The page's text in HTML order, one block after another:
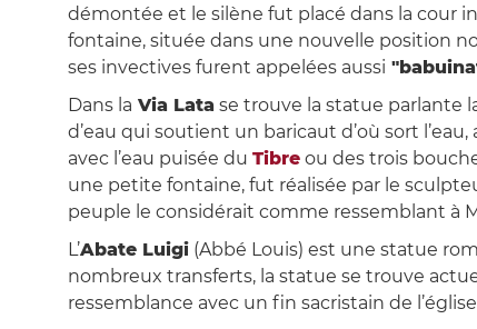
démontée et le silène fut placé dans la cour
fontaine, située dans une nouvelle position
ses invectives furent appelées aussi
Dans la Via Lata se trouve la statue parlante
d’eau qui soutient un baricaut d’où sort
avec l’eau puisée du Tibreou des trois
une petite fontaine, fut réalisée par le
peuple le considérait comme ressemblant à
L’Abate Luigi(Abbé Louis) est une statue
nombreux transferts, la statue se trouve
ressemblance avec un fin sacristain de